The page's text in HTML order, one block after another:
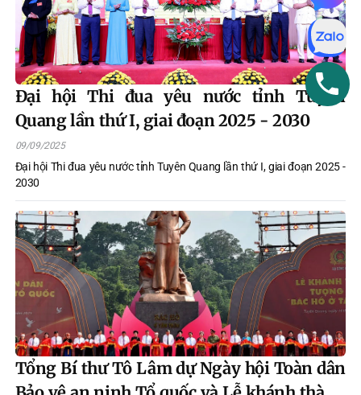
Đại hội Thi đua yêu nước tỉnh Tuyên
Quang lần thứ I, giai đoạn 2025 - 2030
09/09/2025
Đại hội Thi đua yêu nước tỉnh Tuyên Quang lần thứ I, giai đoạn 2025 -
2030
Tổng Bí thư Tô Lâm dự Ngày hội Toàn dân